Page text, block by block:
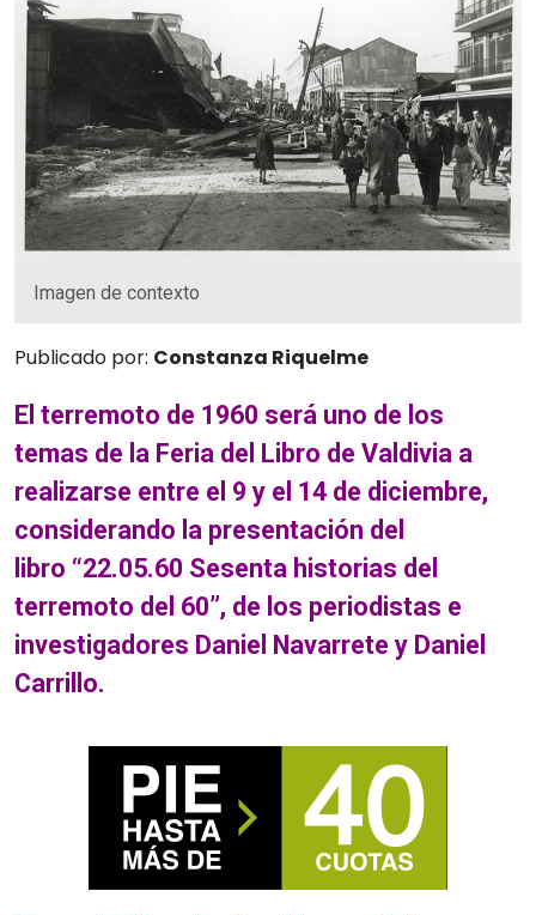
Imagen de contexto
Publicado por: Constanza Riquelme
El terremoto de 1960 será uno de los
temas de la Feria del Libro de Valdivia a
realizarse entre el 9 y el 14 de diciembre,
considerando la presentación del
libro “22.05.60 Sesenta historias del
terremoto del 60”, de los periodistas e
investigadores Daniel Navarrete y Daniel
Carrillo.